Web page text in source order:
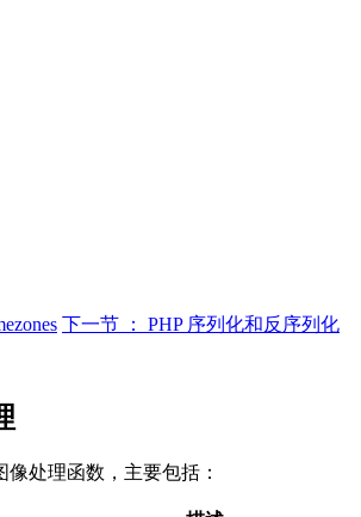
下一节 ： PHP 序列化和反序列化
像处理函数，主要包括：